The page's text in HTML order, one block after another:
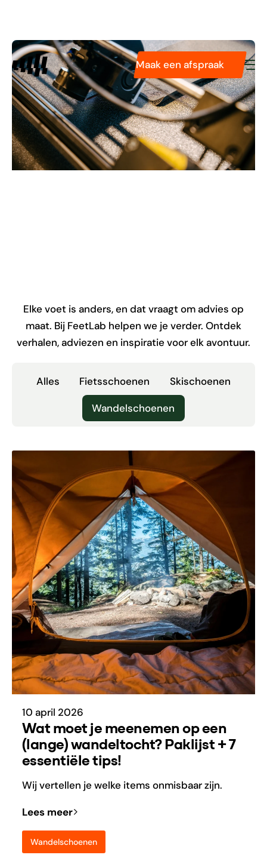
Pasvormservice
Podologie
Tarieven
Technologieën
Over ons
Maak een afspraak
Elke voet is anders, en dat vraagt om advies op
maat. Bij FeetLab helpen we je verder. Ontdek
verhalen, adviezen en inspiratie voor elk avontuur.
Alles Fietsschoenen Skischoenen
Wandelschoenen
10 april 2026
Wat moet je meenemen op een
(lange) wandeltocht? Paklijst + 7
essentiële tips!
Wij vertellen je welke items onmisbaar zijn.
Lees meer
Wandelschoenen